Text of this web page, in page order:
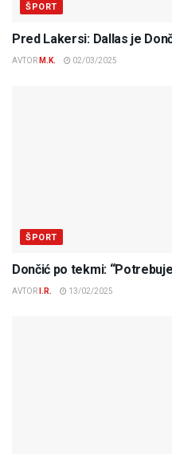
ŠPORT
Pred Lakersi: Dallas je
AVTOR M.K. 02/03/2025
ŠPORT
Dončić po tekmi:
AVTOR I.R. 13/02/2025